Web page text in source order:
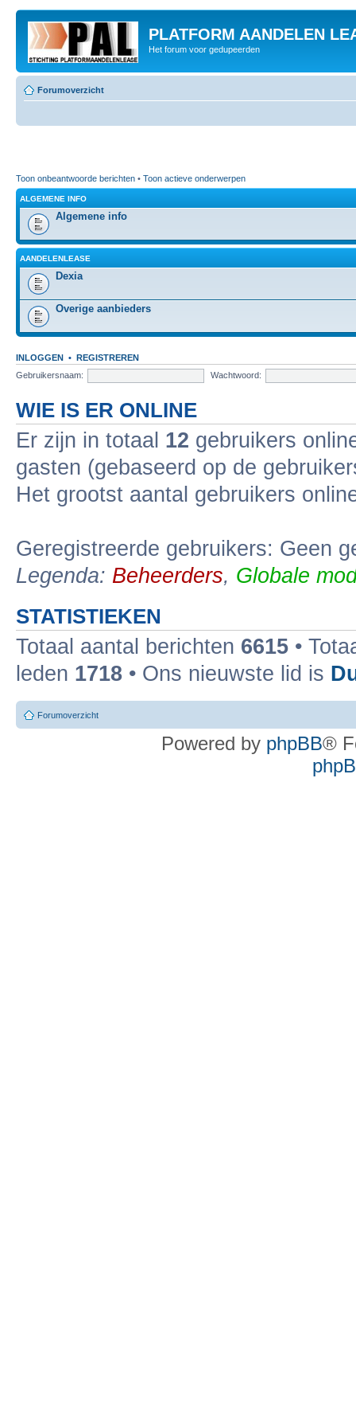
PLATFORM AANDELEN
Het forum voor gedupeerden
Forumoverzicht
Toon onbeantwoorde berichten • Toon actieve onderwerpen
ALGEMENE INFO
Algemene info
AANDELENLEASE
Dexia
Overige aanbieders
INLOGGEN • REGISTREREN
Gebruikersnaam:
Wachtwoord:
WIE IS ER ONLINE
Er zijn in totaal 12 gebruikers
gasten (gebaseerd op de
Het grootst aantal gebruikers
Geregistreerde gebruikers: Geen
Legenda: Beheerders, Globale
STATISTIEKEN
Totaal aantal berichten 6615 •
leden 1718 • Ons nieuwste lid is
Forumoverzicht
Powered by phpBB®